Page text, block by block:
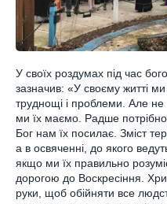
У своїх роздумах під час
зазначив: «У своєму житті
труднощі і проблеми. Але не
ми їх маємо. Радше
Бог нам їх посилає. Зміст
а в освяченні, до якого
якщо ми їх правильно
дорогою до Воскресіння.
руки, щоб обійняти все